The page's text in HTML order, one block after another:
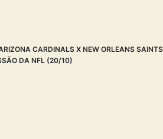
CARDINALS X NEW ORLEANS SAINTS
DA NFL (20/10)